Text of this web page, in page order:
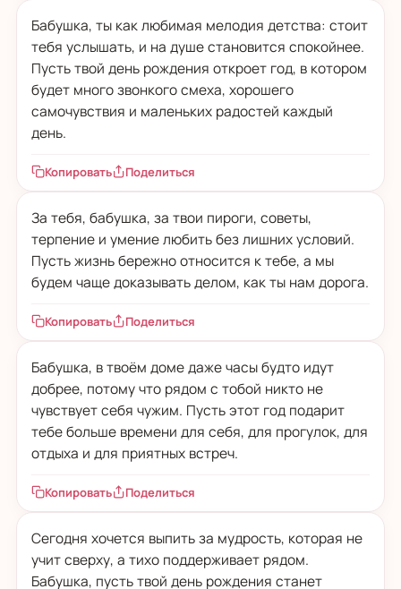
Бабушка, ты как любимая мелодия детства: стоит
тебя услышать, и на душе становится спокойнее.
Пусть твой день рождения откроет год, в котором
будет много звонкого смеха, хорошего
самочувствия и маленьких радостей каждый
день.
Копировать Поделиться
За тебя, бабушка, за твои пироги, советы,
терпение и умение любить без лишних условий.
Пусть жизнь бережно относится к тебе, а мы
будем чаще доказывать делом, как ты нам дорога.
Копировать Поделиться
Бабушка, в твоём доме даже часы будто идут
добрее, потому что рядом с тобой никто не
чувствует себя чужим. Пусть этот год подарит
тебе больше времени для себя, для прогулок, для
отдыха и для приятных встреч.
Копировать Поделиться
Сегодня хочется выпить за мудрость, которая не
учит сверху, а тихо поддерживает рядом.
Бабушка, пусть твой день рождения станет